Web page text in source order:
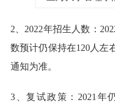
2、2022年招生人数：
数预计仍保持在120人左
通知为准。
3、复试政策：2021年